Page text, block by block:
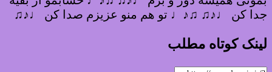
کن ♩♪♫ ♫♪♩ تو هم منو عزیزم صدا کن ♩♪♫
کوتاه مطلب